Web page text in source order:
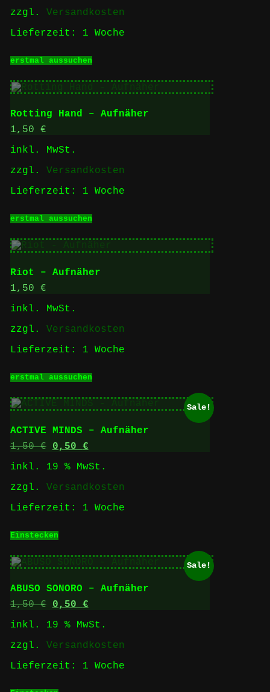
zzgl. Versandkosten
Lieferzeit: 1 Woche
erstmal aussuchenProdukt
mehrere
Varianten
auf.
Die
Produktseite
werden
Rotting Hand – Aufnäher
1,50 €
inkl. MwSt.
zzgl. Versandkosten
Lieferzeit: 1 Woche
erstmal aussuchenProdukt
mehrere
Varianten
Die
Produktseite
werden
Riot – Aufnäher
1,50 €
inkl. MwSt.
zzgl. Versandkosten
Lieferzeit: 1 Woche
erstmal aussuchenProdukt
mehrere
Varianten
auf.
Die
auf
Produktseite
werden
Sale!
ACTIVE MINDS – Aufnäher
1,50€
Ursprünglicher
war:
0,50 €Aktueller
ist:
inkl. 19 % MwSt.
zzgl. Versandkosten
Lieferzeit: 1 Woche
Einstecken
Sale!
ABUSO SONORO – Aufnäher
1,50€
Ursprünglicher
war:
0,50 €Aktueller
ist:
inkl. 19 % MwSt.
zzgl. Versandkosten
Lieferzeit: 1 Woche